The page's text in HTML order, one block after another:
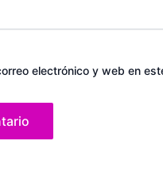
electrónico y web en